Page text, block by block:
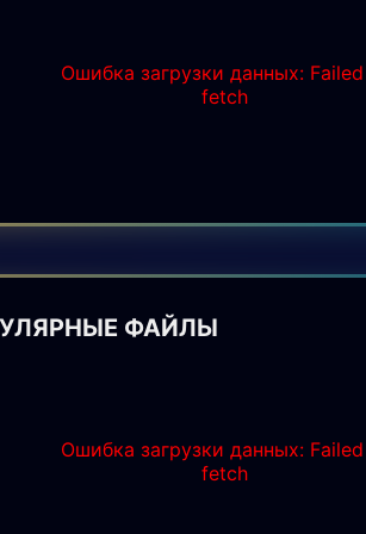
Ошибка загрузки данных:
fetch
ФАЙЛЫ
Ошибка загрузки данных:
fetch